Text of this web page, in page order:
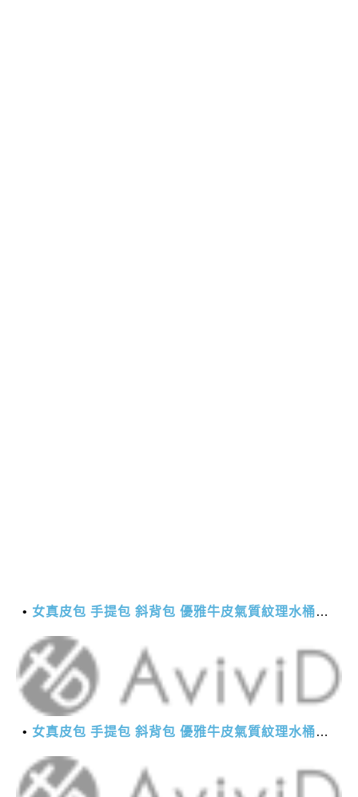
女真皮包 手提包 斜背包 優雅牛皮氣質紋理水桶包(2色)【XBO7950112】＊艾美時尚(現+預)
女真皮包 手提包 斜背包 優雅牛皮氣質紋理水桶包(2色)【XBO7950112】＊艾美時尚(現+預)